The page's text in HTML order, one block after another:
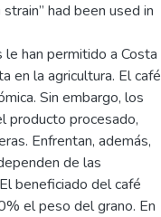
had been used in
le han permitido a Costa
en la agricultura. El café
Sin embargo, los
producto procesado,
Enfrentan, además,
de las
beneficiado del café
el peso del grano. En